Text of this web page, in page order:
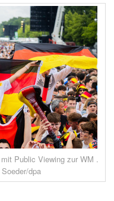
Public Viewing zur WM .
dpa